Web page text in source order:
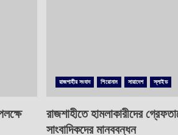
রাজশাহীর সংবাদ শিরোনাম সারাদেশ স্লাইড
রাজশাহীতে হামলাকারীদের
সাংবাদিকদের মানববন্ধন